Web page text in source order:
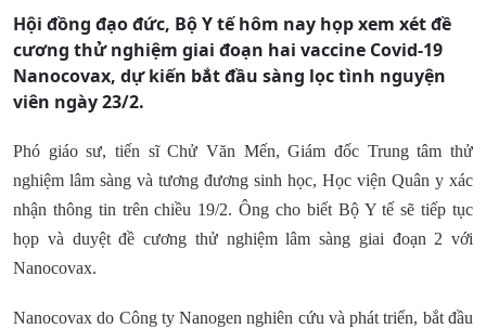
Hội đồng đạo đức, Bộ Y tế hôm nay họp xem xét đề
cương thử nghiệm giai đoạn hai vaccine Covid-19
Nanocovax, dự kiến bắt đầu sàng lọc tình nguyện
viên ngày 23/2.
Phó giáo sư, tiến sĩ Chử Văn Mến, Giám đốc Trung tâm thử
nghiệm lâm sàng và tương đương sinh học, Học viện Quân y xác
nhận thông tin trên chiều 19/2. Ông cho biết Bộ Y tế sẽ tiếp tục
họp và duyệt đề cương thử nghiệm lâm sàng giai đoạn 2 với
Nanocovax.
Nanocovax do Công ty Nanogen nghiên cứu và phát triển, bắt đầu